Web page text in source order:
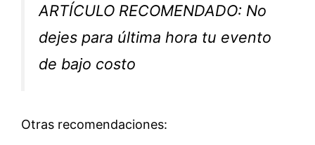
ARTÍCULO RECOMENDADO: No
dejes para última hora tu evento
de bajo costo
Otras recomendaciones: